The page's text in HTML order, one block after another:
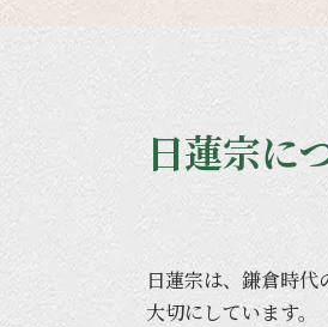
日蓮宗に
日蓮宗は、 鎌倉時代
大切にしています。